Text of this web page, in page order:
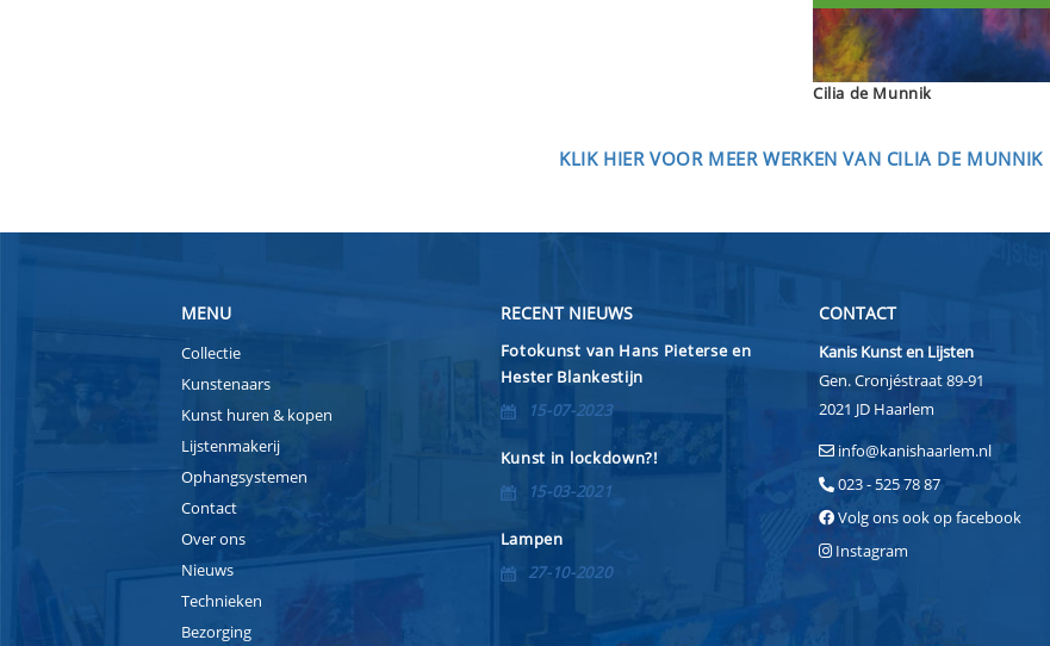
Cilia de Munnik
KLIK HIER VOOR MEER WERKEN VAN CILIA DE MUNNIK
MENU
Collectie
Kunstenaars
Kunst huren & kopen
Lijstenmakerij
Ophangsystemen
Contact
Over ons
Nieuws
Technieken
Bezorging
RECENT NIEUWS
Fotokunst van Hans Pieterse en
Hester Blankestijn
15-07-2023
Kunst in lockdown?!
15-03-2021
Lampen
27-10-2020
CONTACT
Kanis Kunst en Lijsten
Gen. Cronjéstraat 89-91
2021 JD Haarlem
info@kanishaarlem.nl
023 - 525 78 87
Volg ons ook op facebook
Instagram